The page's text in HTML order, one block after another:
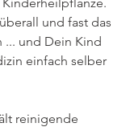
und fast das
... und Dein Kind
einfach selber
reinigende